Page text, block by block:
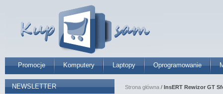
Promocje Komputery Laptopy Oprogramowanie
Strona główna / InsERT Rewizor GT
NEWSLETTER